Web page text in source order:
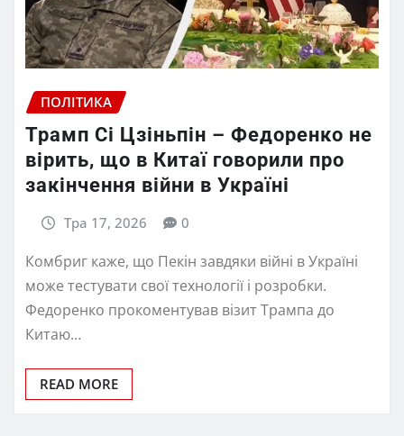
ПОЛІТИКА
Трамп Сі Цзіньпін – Федоренко не
вірить, що в Китаї говорили про
закінчення війни в Україні
Тра 17, 2026 0
Комбриг каже, що Пекін завдяки війні в Україні
може тестувати свої технології і розробки.
Федоренко прокоментував візит Трампа до
Китаю…
READ MORE